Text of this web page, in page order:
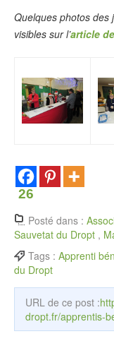
Quelques photos des
visibles sur l’article
26
Posté dans :
Sauvetat du Dropt ,
Tags : Apprenti
du Dropt
URL de ce post :
dropt.fr/apprentis-